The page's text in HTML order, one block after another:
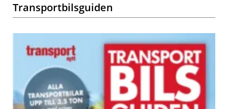
Transportbilsguiden